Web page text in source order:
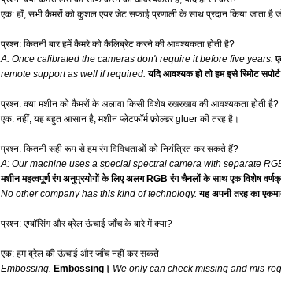
एक: हाँ, सभी कैमरों को कुशल एयर जेट सफाई प्रणाली के साथ प्रदान किया जाता है जो
प्रश्न: कितनी बार हमें कैमरे को कैलिब्रेट करने की आवश्यकता होती है?
A: Once calibrated the cameras don't require it before five years.
remote support as well if required. यदि आवश्यक हो तो हम इसे रिमोट
प्रश्न: क्या मशीन को कैमरों के अलावा किसी विशेष रखरखाव की आवश्यकता होती है?
एक: नहीं, यह बहुत आसान है, मशीन प्लेटफॉर्म फ़ोल्डर gluer की तरह है।
प्रश्न: कितनी सही रूप से हम रंग विविधताओं को नियंत्रित कर सकते हैं?
A: Our machine uses a special spectral camera with separate
मशीन महत्वपूर्ण रंग अनुप्रयोगों के लिए अलग RGB रंग चैनलों के साथ एक विशेष
No other company has this kind of technology. यह अपनी तरह का
प्रश्न: एम्बॉसिंग और ब्रेल ऊंचाई जाँच के बारे में क्या?
एक: हम ब्रेल की ऊंचाई और जाँच नहीं कर सकते
Embossing. Embossing। We only can check missing and mis-